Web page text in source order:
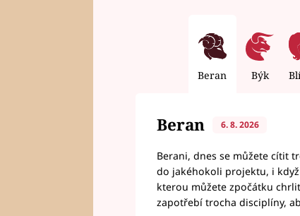
Beran Býk
Beran 6. 8. 2026
Berani, dnes se můžete cítit
do jakéhokoli projektu, i
kterou můžete zpočátku
zapotřebí trocha disciplíny,